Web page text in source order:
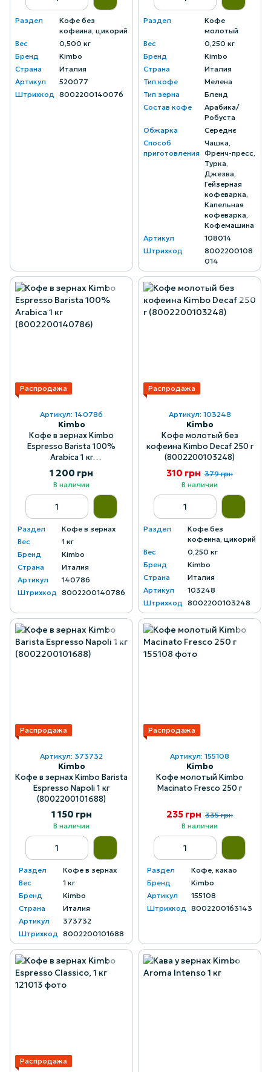
Раздел
Кофе без
кофеина, цикорий
Вес
0,500 кг
Бренд
Kimbo
Страна
Италия
Артикул
520077
Штрихкод 8002200140076
Раздел
Кофе
молотый
Вес
0,250 кг
Бренд
Kimbo
Страна
Италия
Тип кофе
Мелена
Тип зерна
Бленд
Состав кофе
Арабика/
Робуста
Обжарка
Середнє
Способ
приготовления
Чашка,
Френч-пресс,
Турка,
Джезва,
Гейзерная
кофеварка,
Капельная
кофеварка,
Кофемашина
Артикул
108014
Штрихкод
8002200108
014
Распродажа
Артикул: 140786
Kimbo
Кофе в зернах Kimbo
Espresso Barista 100%
Arabica 1 кг
(8002200140786)
1 200 грн
В наличии
Раздел
Кофе в зернах
Вес
1 кг
Бренд
Kimbo
Страна
Италия
Артикул
140786
Штрихкод 8002200140786
Распродажа
Артикул: 103248
Kimbo
Кофе молотый без
кофеина Kimbo Decaf 250 г
(8002200103248)
310 грн 379 грн
В наличии
Раздел
Кофе без
кофеина, цикорий
Вес
0,250 кг
Бренд
Kimbo
Страна
Италия
Артикул
103248
Штрихкод 8002200103248
Распродажа
Артикул: 373732
Kimbo
Кофе в зернах Kimbo Barista
Espresso Napoli 1 кг
(8002200101688)
1 150 грн
В наличии
Раздел
Кофе в зернах
Вес
1 кг
Бренд
Kimbo
Страна
Италия
Артикул
373732
Штрихкод 8002200101688
Распродажа
Артикул: 155108
Kimbo
Кофе молотый Kimbo
Macinato Fresco 250 г
235 грн 335 грн
В наличии
Раздел
Кофе, какао
Бренд
Kimbo
Артикул
155108
Штрихкод 8002200163143
Распродажа